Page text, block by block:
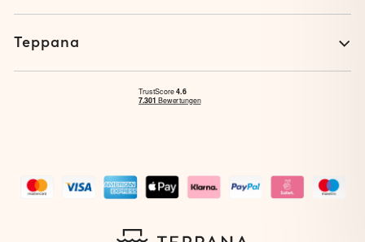
Teppana